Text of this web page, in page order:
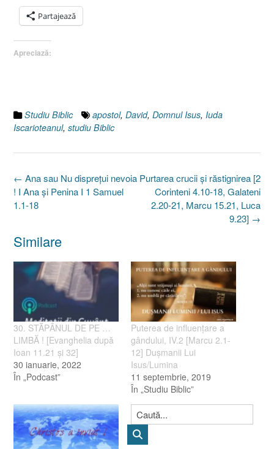
Partajează
Apreciază:
Studiu Biblic apostol, David, Domnul Isus, Iuda
Iscarioteanul, studiu Biblic
Post
navigation
Purtarea crucii şi răstignirea [2
Corinteni 4.10-18, Galateni
2.20-21, Marcu 15.21, Luca
9.23] →
← Ana sau Nu dispreţui nevoia
! I Ana şi Penina I 1 Samuel
1.1-18
Similare
30. STĂPÂNUL DE PE …
LIMBĂ ! [Evanghelia după
Ioan 11.21 şi 32]
30 ianuarie, 2022
În „Podcast”
Puterea de influenţare a
gândului, IV.2 [Marcu 2.1-
12] Duşmanii Lui
Isus/Lumina
11 septembrie, 2019
În „Studiu Biblic”